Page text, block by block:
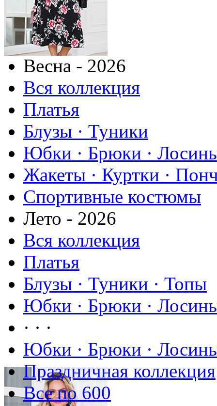
Весна - 2026
Вся коллекция
Платья
Блузы · Туники
Юбки · Брюки ·
Жакеты · Куртки ·
Спортивные костюмы
Лето - 2026
Вся коллекция
Платья
Блузы · Туники · Топы
Юбки · Брюки ·
· · ·
Юбки · Брюки ·
Праздничная коллекция
Все по 600